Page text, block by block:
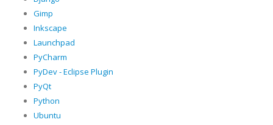
Gimp
Inkscape
Launchpad
PyCharm
PyDev - Eclipse Plugin
PyQt
Python
Ubuntu